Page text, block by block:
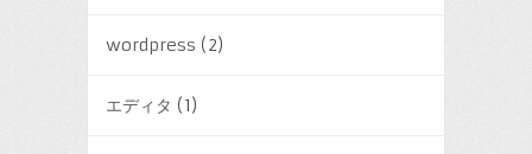
wordpress (2)
エディタ (1)